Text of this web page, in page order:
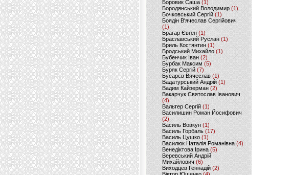
Боровик Саша (1)
Бородянський Володимир (1)
Бочковський Сергій (1)
Боядін В'ячеслав Сергійович
(1)
Брагар Євген (1)
Браславський Руслан (1)
Бриль Костянтин (1)
Бродський Михайло (1)
Бубенчик Іван(2)
Бурбак Максим (5)
Буряк Сергій (7)
Бусарєв Вячеслав (1)
Вадатурський Андрій (1)
Вадим Кайзерман (2)
Вакарчук Святослав Іванович
(4)
Вальтер Сергій (1)
Василишин Роман Йосифович
(2)
Василь Вовкун (1)
Василь Горбаль (17)
Василь Цушко (1)
Василюк Наталія Романівна (4)
Венедіктова Ірина(5)
Веревський Андрій
Михайлович (6)
Виходцев Геннадій (2)